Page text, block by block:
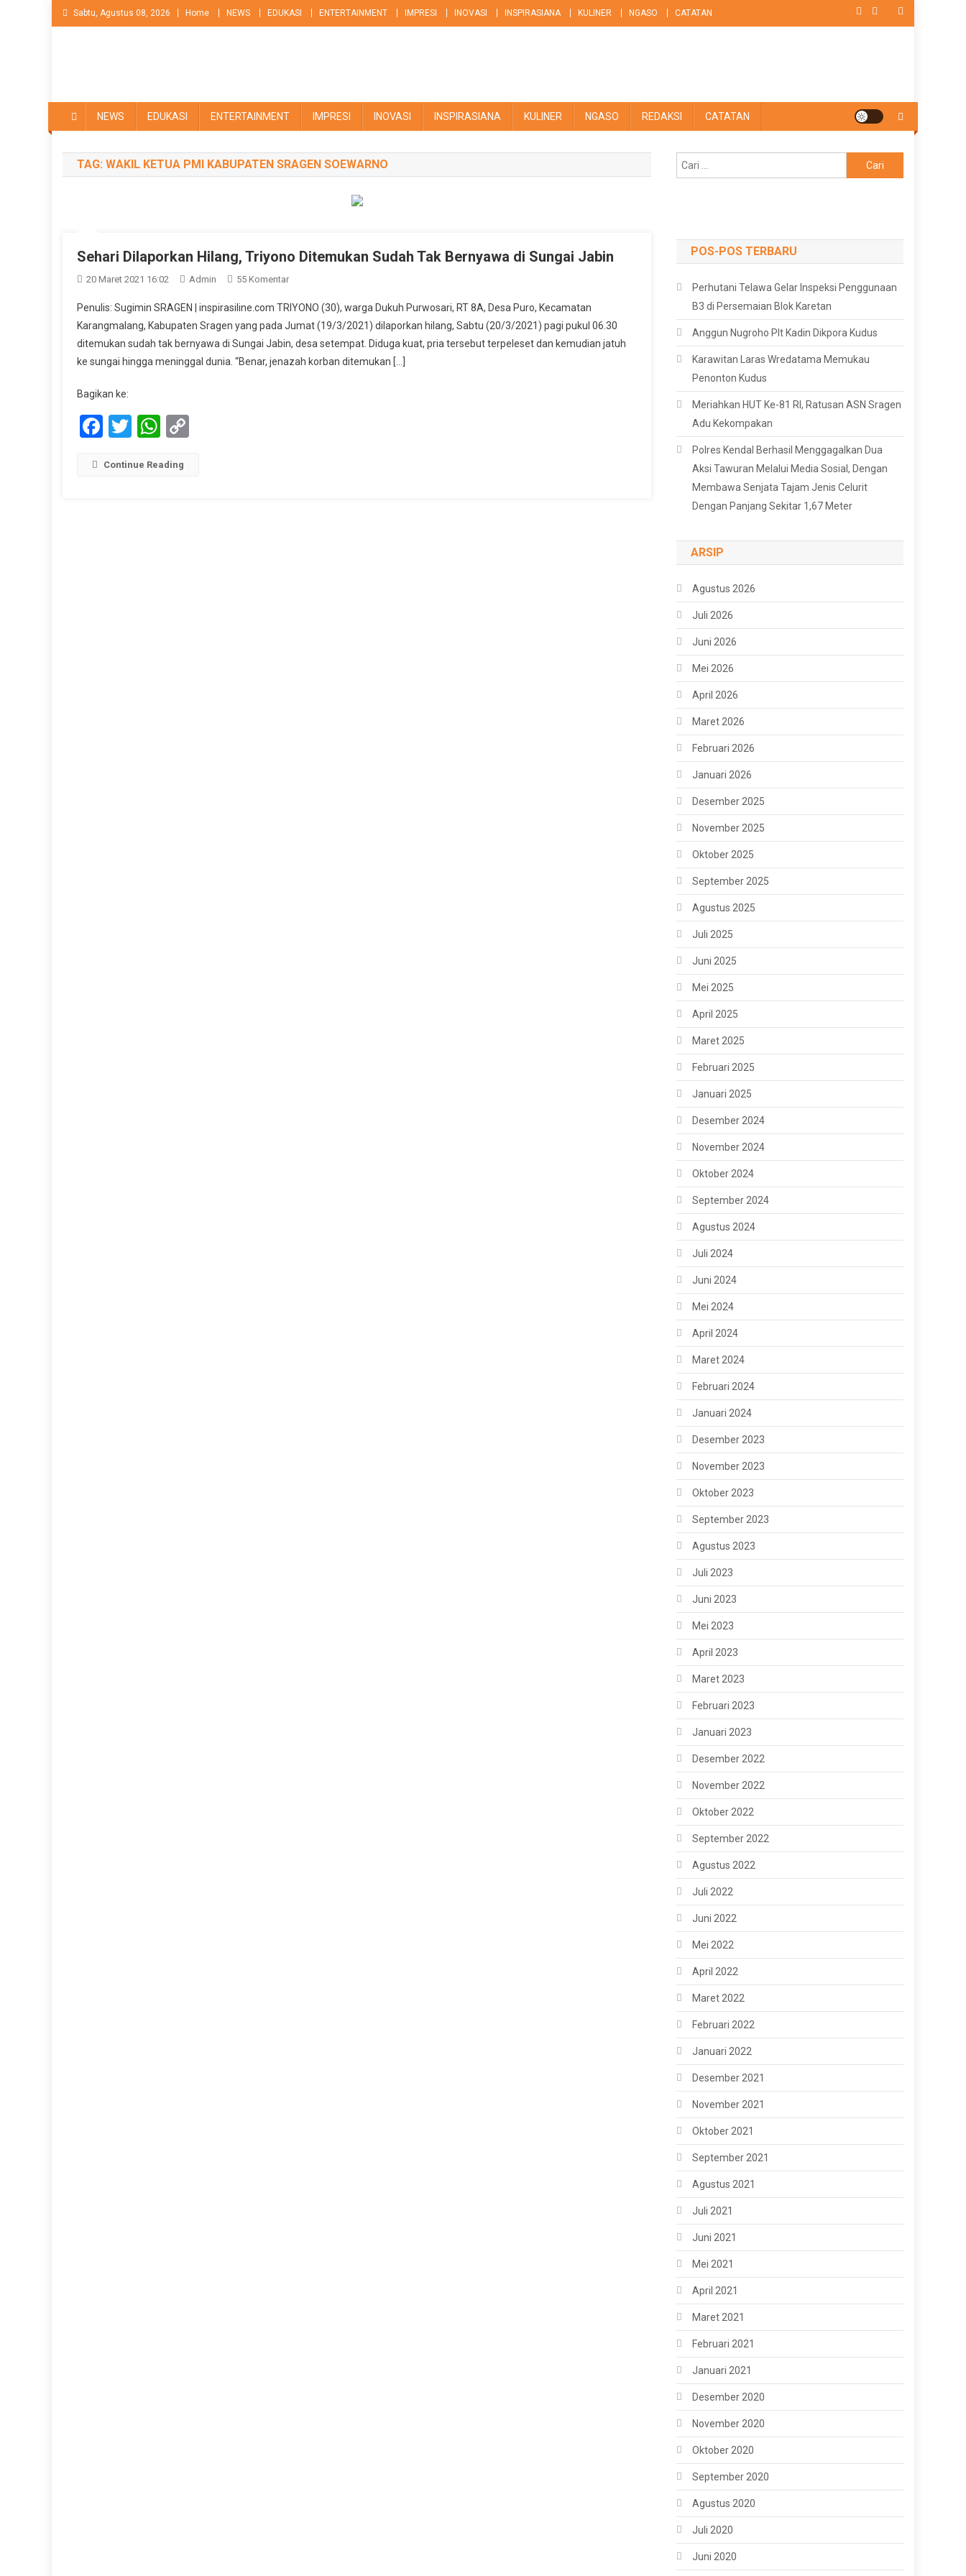
Skip
to
Sabtu, Agustus 08, 2026 Home NEWS EDUKASI ENTERTAINMENT IMPRESI INOVASI INSPIRASIANA KULINER NGASO CATATAN
NEWS EDUKASI ENTERTAINMENT IMPRESI INOVASI INSPIRASIANA KULINER NGASO REDAKSI CATATAN
TAG: WAKIL KETUA PMI KABUPATEN SRAGEN SOEWARNO
Sehari Dilaporkan Hilang, Triyono Ditemukan Sudah Tak Bernyawa di Sungai Jabin
20 Maret 2021 16:02 Admin 55 KomentarPada
Dilaporkan
Hilang,
Triyono
Ditemukan
Penulis: Sugimin SRAGEN | inspirasiline.com TRIYONO (30), warga Dukuh Purwosari, RT 8A, Desa Puro, Kecamatan
Karangmalang, Kabupaten Sragen yang pada Jumat (19/3/2021) dilaporkan hilang, Sabtu (20/3/2021) pagi pukul 06.30
ditemukan sudah tak bernyawa di Sungai Jabin, desa setempat. Diduga kuat, pria tersebut terpeleset dan kemudian jatuh
ke sungai hingga meninggal dunia. “Benar, jenazah korban ditemukan […]
Bagikan ke:
Facebook
TwitterWhatsApp
Continue Reading
untuk:
POS-POS TERBARU
Perhutani Telawa Gelar Inspeksi Penggunaan
B3 di Persemaian Blok Karetan
Anggun Nugroho Plt Kadin Dikpora Kudus
Karawitan Laras Wredatama Memukau
Penonton Kudus
Meriahkan HUT Ke-81 RI, Ratusan ASN Sragen
Adu Kekompakan
Polres Kendal Berhasil Menggagalkan Dua
Aksi Tawuran Melalui Media Sosial, Dengan
Membawa Senjata Tajam Jenis Celurit
Dengan Panjang Sekitar 1,67 Meter
ARSIP
Agustus 2026
Juli 2026
Juni 2026
Mei 2026
April 2026
Maret 2026
Februari 2026
Januari 2026
Desember 2025
November 2025
Oktober 2025
September 2025
Agustus 2025
Juli 2025
Juni 2025
Mei 2025
April 2025
Maret 2025
Februari 2025
Januari 2025
Desember 2024
November 2024
Oktober 2024
September 2024
Agustus 2024
Juli 2024
Juni 2024
Mei 2024
April 2024
Maret 2024
Februari 2024
Januari 2024
Desember 2023
November 2023
Oktober 2023
September 2023
Agustus 2023
Juli 2023
Juni 2023
Mei 2023
April 2023
Maret 2023
Februari 2023
Januari 2023
Desember 2022
November 2022
Oktober 2022
September 2022
Agustus 2022
Juli 2022
Juni 2022
Mei 2022
April 2022
Maret 2022
Februari 2022
Januari 2022
Desember 2021
November 2021
Oktober 2021
September 2021
Agustus 2021
Juli 2021
Juni 2021
Mei 2021
April 2021
Maret 2021
Februari 2021
Januari 2021
Desember 2020
November 2020
Oktober 2020
September 2020
Agustus 2020
Juli 2020
Juni 2020